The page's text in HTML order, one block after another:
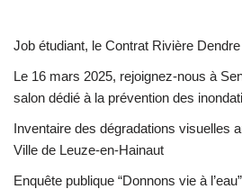
Job étudiant, le Contrat Rivière
Le 16 mars 2025, rejoignez-nous à
salon dédié à la prévention des
Inventaire des dégradations visuelles
Ville de Leuze-en-Hainaut
Enquête publique “Donnons vie à